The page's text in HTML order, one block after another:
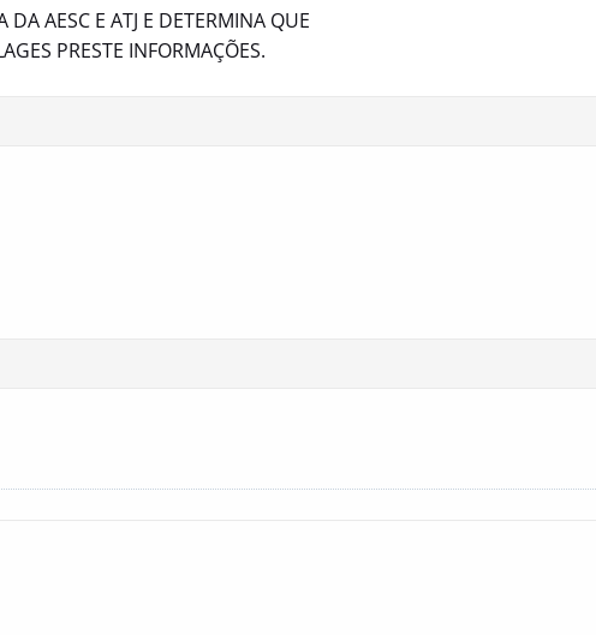
AESC E ATJ E DETERMINA QUE
PRESTE INFORMAÇÕES.